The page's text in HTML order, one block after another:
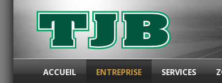
ACCUEIL ENTREPRISE SERVICES